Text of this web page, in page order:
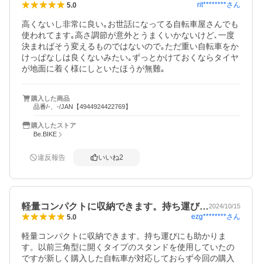
5.0 rit********さん
高くないし非常に良い｡お世話になってる自転車屋さんでも
使われてます｡高さ調節が意外とうまくいかないけど､一度
決まればそう変えるものではないので｡ただ重い自転車をか
けっぱなしは良くないみたい｡ずっとかけておくならタイヤ
が地面に着く様にしといたほうが無難｡
購入した商品
品番/-、-/JAN【4944924422769】
購入したストア
Be.BIKE
違反報告 いいね2
軽量コンパクトに収納できます。持ち運び…2024/10/15
5.0 ezg********さん
軽量コンパクトに収納できます。持ち運びにも助かりま
す。以前三角型に開くタイプのスタンドを使用していたの
ですが新しく購入した自転車が対応しておらず今回の購入